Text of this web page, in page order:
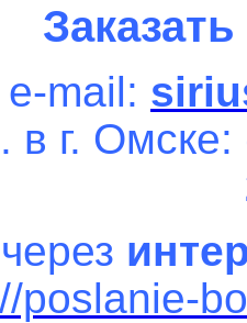
e-mail:
в г. Омске:
poslanie-